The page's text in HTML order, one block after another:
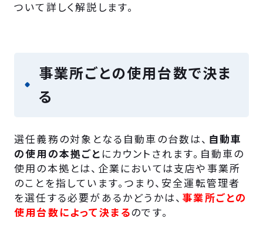
ついて詳しく解説します。
事業所ごとの使用台数で決ま
る
選任義務の対象となる自動車の台数は、 自動車
の使用の本拠ごと にカウントされます。自動車の
使用の本拠とは、企業においては支店や事業所
のことを指しています。つまり、安全運転管理者
を選任する必要があるかどうかは、 事業所ごとの
使用台数によって決まるのです。